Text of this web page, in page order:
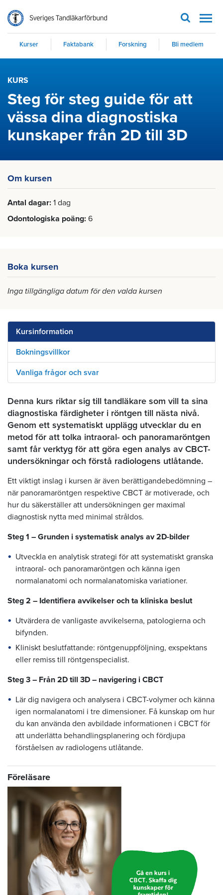
Kurser Faktabank Forskning Bli medlem
KURS
Steg för steg guide för att
vässa dina diagnostiska
kunskaper från 2D till 3D
Om kursen
Antal dagar 1 dag
Odontologiska poäng 6
Boka kursen
Inga tillgängliga datum för den valda kursen
Kursinformation
Bokningsvillkor
Vanliga frågor och svar
Denna kurs riktar sig till tandläkare som vill ta sina
diagnostiska färdigheter i röntgen till nästa nivå.
Genom ett systematiskt upplägg utvecklar du en
metod för att tolka intraoral- och panoramaröntgen
samt får verktyg för att göra egen analys av CBCT-
undersökningar och förstå radiologens utlåtande.
Ett viktigt inslag i kursen är även berättigandebedömning –
när panoramaröntgen respektive CBCT är motiverade, och
hur du säkerställer att undersökningen ger maximal
diagnostisk nytta med minimal stråldos.
Steg 1 – Grunden i systematisk analys av 2D-bilder
Utveckla en analytisk strategi för att systematiskt granska
intraoral- och panoramaröntgen och känna igen
normalanatomi och normalanatomiska variationer.
Steg 2 – Identifiera avvikelser och ta kliniska beslut
Utvärdera de vanligaste avvikelserna, patologierna och
bifynden.
Kliniskt beslutfattande: röntgenuppföljning, exspektans
eller remiss till röntgenspecialist.
Steg 3 – Från 2D till 3D – navigering i CBCT
Lär dig navigera och analysera i CBCT-volymer och känna
igen normalanatomi i tre dimensioner. Få kunskap om hur
du kan använda den avbildade informationen i CBCT för
att underlätta behandlingsplanering och fördjupa
förståelsen av radiologens utlåtande.
Föreläsare